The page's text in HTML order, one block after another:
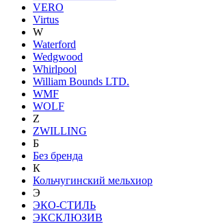
VERO
Virtus
W
Waterford
Wedgwood
Whirlpool
William Bounds LTD.
WMF
WOLF
Z
ZWILLING
Б
Без бренда
К
Кольчугинский мельхиор
Э
ЭКО-СТИЛЬ
ЭКСКЛЮЗИВ